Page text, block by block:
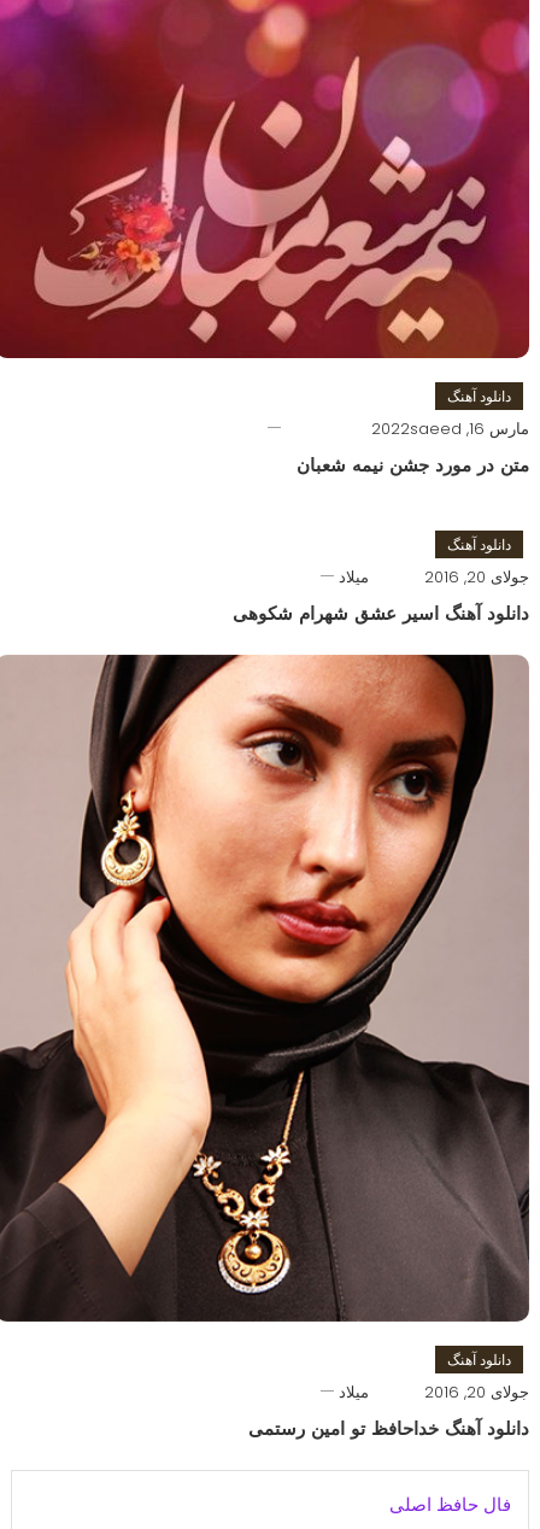
دانلود آهنگ
مارس 16, 2022 saeed
متن در مورد جشن نیمه شعبان
دانلود آهنگ
جولای 20, 2016 میلاد
دانلود آهنگ اسیر عشق شهرام شکوهی
دانلود آهنگ
جولای 20, 2016 میلاد
دانلود آهنگ خداحافظ تو امین رستمی
فال حافظ اصلی